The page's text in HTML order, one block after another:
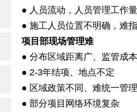
● 人员流动，人员管理工作
● 施工人员位置不明确，难
项目部现场管理难
● 分布区域距离广、监管成
● 2-3年结项、地点不定
● 区域政策不同、难统一管理
● 部分项目网络环境复杂